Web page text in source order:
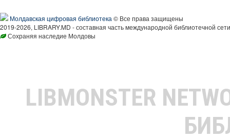
Молдавская цифровая библиотека © Все права защищены
2019-2026, LIBRARY.MD - составная часть международной библиотечной
Сохраняя наследие Молдовы
LIBMONSTER